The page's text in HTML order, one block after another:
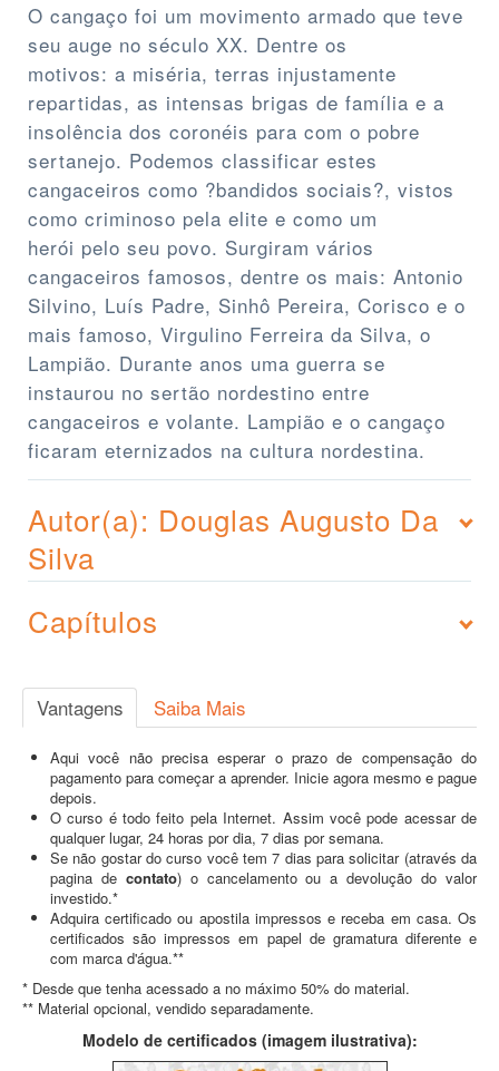
O cangaço foi um movimento armado que teve
seu auge no século XX. Dentre os
motivos: a miséria, terras injustamente
repartidas, as intensas brigas de família e a
insolência dos coronéis para com o pobre
sertanejo. Podemos classificar estes
cangaceiros como ?bandidos sociais?, vistos
como criminoso pela elite e como um
herói pelo seu povo. Surgiram vários
cangaceiros famosos, dentre os mais: Antonio
Silvino, Luís Padre, Sinhô Pereira, Corisco e o
mais famoso, Virgulino Ferreira da Silva, o
Lampião. Durante anos uma guerra se
instaurou no sertão nordestino entre
cangaceiros e volante. Lampião e o cangaço
ficaram eternizados na cultura nordestina.
Autor(a): Douglas Augusto Da
Silva
Capítulos
Vantagens Saiba Mais
Aqui você não precisa esperar o prazo de compensação do
pagamento para começar a aprender. Inicie agora mesmo e pague
depois.
O curso é todo feito pela Internet. Assim você pode acessar de
qualquer lugar, 24 horas por dia, 7 dias por semana.
Se não gostar do curso você tem 7 dias para solicitar (através da
pagina de contato) o cancelamento ou a devolução do valor
investido.*
Adquira certificado ou apostila impressos e receba em casa. Os
certificados são impressos em papel de gramatura diferente e
com marca d'água.**
* Desde que tenha acessado a no máximo 50% do material.
** Material opcional, vendido separadamente.
Modelo de certificados (imagem ilustrativa):